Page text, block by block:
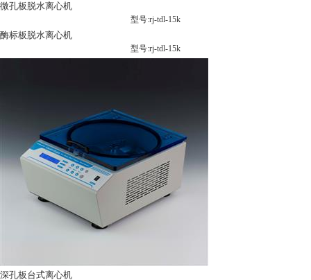
微孔板脱水离心机
型号:rj-tdl-15k
酶标板脱水离心机
型号:rj-tdl-15k
深孔板台式离心机